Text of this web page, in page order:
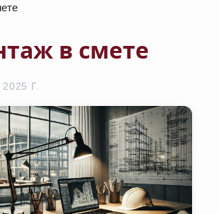
в смете
Г.